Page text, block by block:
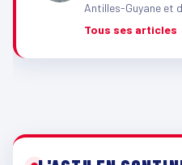
Antilles-Guyane et
Tous ses articles